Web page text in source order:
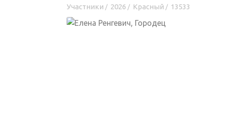
Участники / 2026 / Красный / 13533